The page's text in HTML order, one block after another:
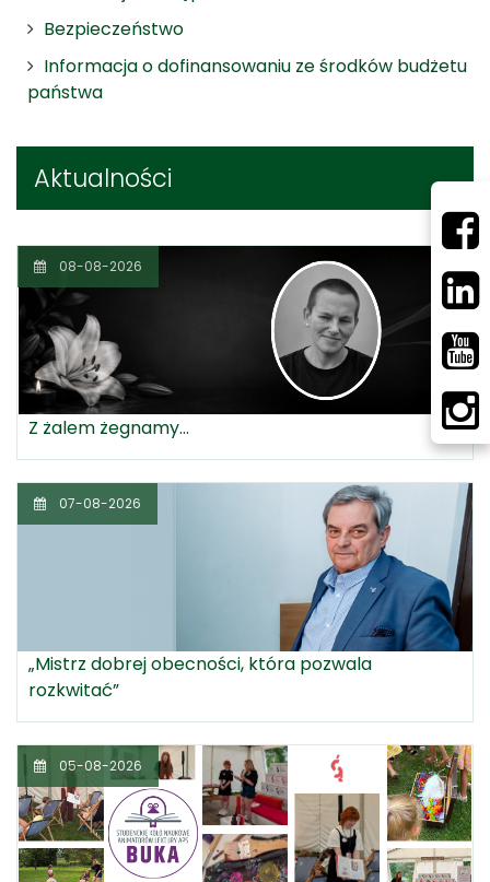
Bezpieczeństwo
Informacja o dofinansowaniu ze środków budżetu
państwa
Aktualności
08-08-2026
Z żalem żegnamy...
07-08-2026
„Mistrz dobrej obecności, która pozwala
rozkwitać”
05-08-2026